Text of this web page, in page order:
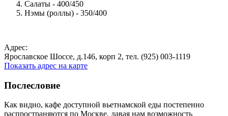
Салаты - 400/450
Нэмы (роллы) - 350/400
Адрес:
Ярославское Шоссе, д.146, корп 2, тел. (925) 003-1119
Показать адрес на карте
Послесловие
Как видно, кафе доступной вьетнамской еды постепенно
распространяются по Москве, давая нам возможность